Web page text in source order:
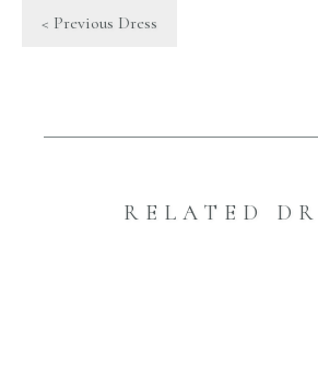
< Previous Dress
RELATED